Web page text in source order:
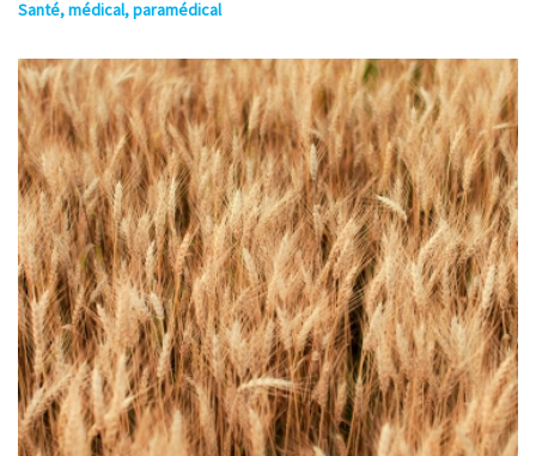
Santé, médical, paramédical